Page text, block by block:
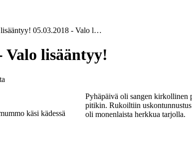
05.03.2018 - Valo l…
Valo lisääntyy!
käsi kädessä
Pyhäpäivä oli sangen kirkollinen
pitikin. Rukoiltiin
oli monenlaista herkkua tarjolla.